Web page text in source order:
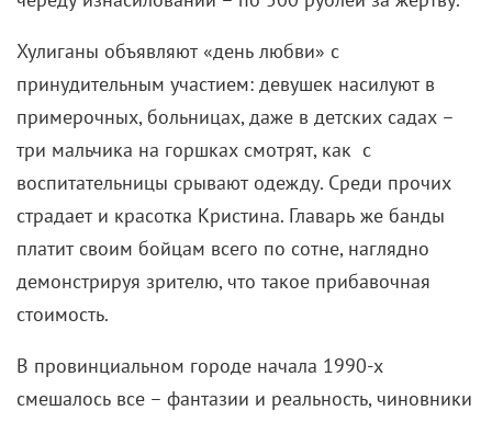
Хулиганы объявляют «день любви» с
принудительным участием: девушек насилуют в
примерочных, больницах, даже в детских садах –
три мальчика на горшках смотрят, как с
воспитательницы срывают одежду. Среди прочих
страдает и красотка Кристина. Главарь же банды
платит своим бойцам всего по сотне, наглядно
демонстрируя зрителю, что такое прибавочная
стоимость.
В провинциальном городе начала 1990-х
смешалось все – фантазии и реальность, чиновники